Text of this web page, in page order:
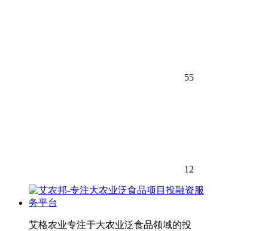
55
12
艾格农业专注于大农业泛食品领域的投